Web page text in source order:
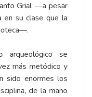
Grial —a pesar
en su clase que la
arqueológico se
más metódico y
sido enormes los
de la mano